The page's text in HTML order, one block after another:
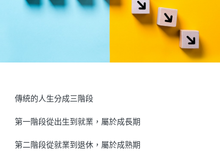
傳統的人生分成三階段
第一階段從出生到就業，屬於成長期
第二階段從就業到退休，屬於成熟期